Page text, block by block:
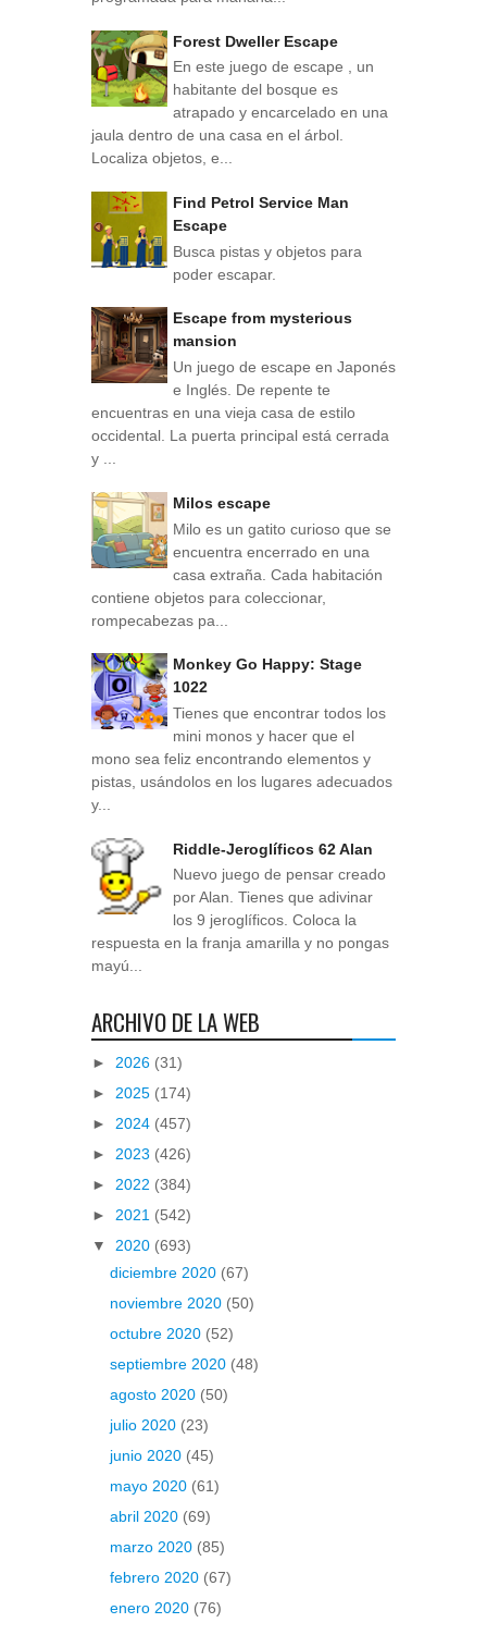
Forest Dweller Escape
En este juego de escape , un
habitante del bosque es
atrapado y encarcelado en una
jaula dentro de una casa en el árbol.
Localiza objetos, e...
Find Petrol Service Man
Escape
Busca pistas y objetos para
poder escapar.
Escape from mysterious
mansion
Un juego de escape en Japonés
e Inglés. De repente te
encuentras en una vieja casa de estilo
occidental. La puerta principal está cerrada
y ...
Milos escape
Milo es un gatito curioso que se
encuentra encerrado en una
casa extraña. Cada habitación
contiene objetos para coleccionar,
rompecabezas pa...
Monkey Go Happy: Stage
1022
Tienes que encontrar todos los
mini monos y hacer que el
mono sea feliz encontrando elementos y
pistas, usándolos en los lugares adecuados
y...
Riddle-Jeroglíficos 62 Alan
Nuevo juego de pensar creado
por Alan. Tienes que adivinar
los 9 jeroglíficos. Coloca la
respuesta en la franja amarilla y no pongas
mayú...
ARCHIVO DE LA WEB
► 2026 (31)
► 2025 (174)
► 2024 (457)
► 2023 (426)
► 2022 (384)
► 2021 (542)
▼ 2020 (693)
diciembre 2020 (67)
noviembre 2020 (50)
octubre 2020 (52)
septiembre 2020 (48)
agosto 2020 (50)
julio 2020 (23)
junio 2020 (45)
mayo 2020 (61)
abril 2020 (69)
marzo 2020 (85)
febrero 2020 (67)
enero 2020 (76)